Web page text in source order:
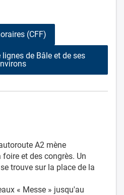
(CFF)
de Bâle et de ses
A2 mène
et des congrès. Un
trouve sur la place de la
« Messe » jusqu'au